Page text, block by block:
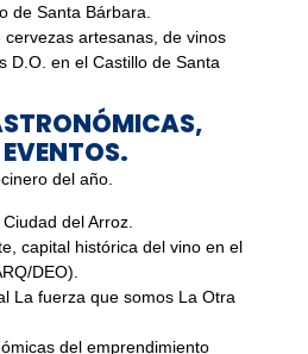
de Santa Bárbara.
cervezas artesanas, de vinos
D.O. en el Castillo de Santa
del año.
del Arroz.
capital histórica del vino en el
DEO).
La fuerza que somos La Otra
del emprendimiento